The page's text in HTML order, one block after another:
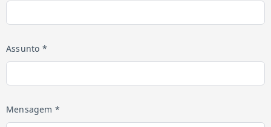
Assunto *
Mensagem *